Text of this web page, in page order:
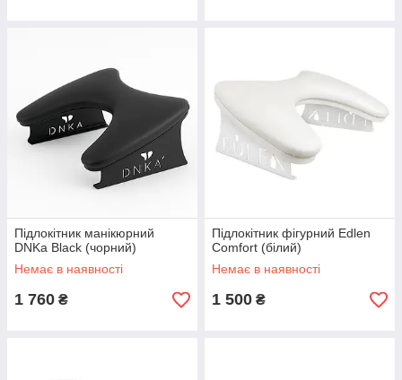
Підлокітник манікюрний
DNKa Black (чорний)
Немає в наявності
1 760 ₴
Підлокітник фігурний Edlen
Comfort (білий)
Немає в наявності
1 500 ₴